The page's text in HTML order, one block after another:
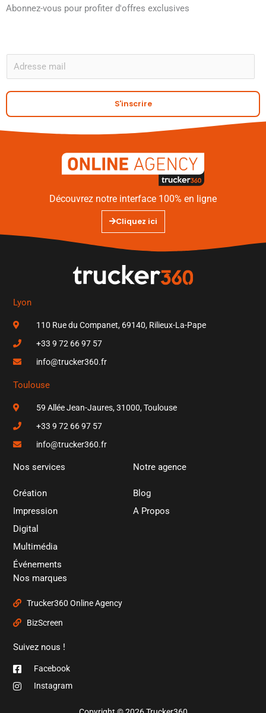
Abonnez-vous pour profiter d'offres exclusives
m
a
S'inscrire
Découvrez notre interface 100% en ligne
Cliquez ici
Lyon
110 Rue du Companet, 69140, Rilieux-La-Pape
+33 9 72 66 97 57
info@trucker360.fr
Toulouse
59 Allée Jean-Jaures, 31000, Toulouse
+33 9 72 66 97 57
info@trucker360.fr
Nos services
Création
Impression
Digital
Multimédia
Événements
Notre agence
Blog
A Propos
Nos marques
Trucker360 Online Agency
BizScreen
Suivez nous !
Facebook
Instagram